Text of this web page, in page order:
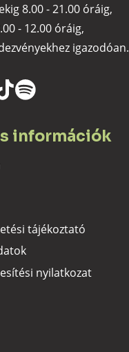
8.00 - 21.00 óráig,
- 12.00 óráig,
igazodóan.
információk
tájékoztató
nyilatkozat